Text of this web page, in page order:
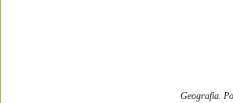
Geografia.